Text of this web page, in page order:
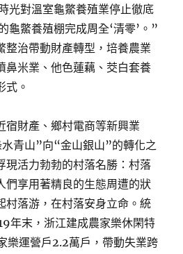
光對溫室龜鱉養殖業停止徹底
龜鱉養殖棚完成周全‘清零’。”
整治帶動財產轉型，培養農業
鼻米業、他色蓮藕、茭白套養
式。
宿財產、鄉村電商等新興業
青山”向“金山銀山”的轉化之
現活力勃勃的村落名勝：村落
們享用著精良的生態周遭的狀
村落游，在村落安身立命。統
年末，浙江建成農家樂休閑特
樂運營戶2.2萬戶，帶動失業跨